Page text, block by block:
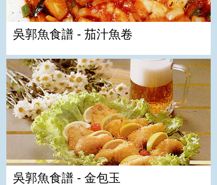
吳郭魚食譜 - 茄汁魚卷
吳郭魚食譜 - 金包玉
吳郭魚食譜 - 金包玉